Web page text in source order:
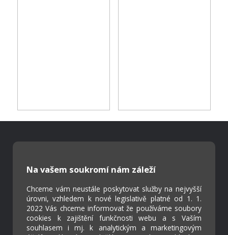
Na vašem soukromí nám záleží
Chceme vám neustále poskytovat služby na nejvyšší
úrovni, vzhledem k nové legislativě platné od 1. 1.
2022 Vás chceme informovat že používáme soubory
cookies k zajištění funkčnosti webu a s Vaším
souhlasem i mj. k analytickým a marketingovým
Strava.cz
Kontakty
Projekty
Virtuální prohlídka